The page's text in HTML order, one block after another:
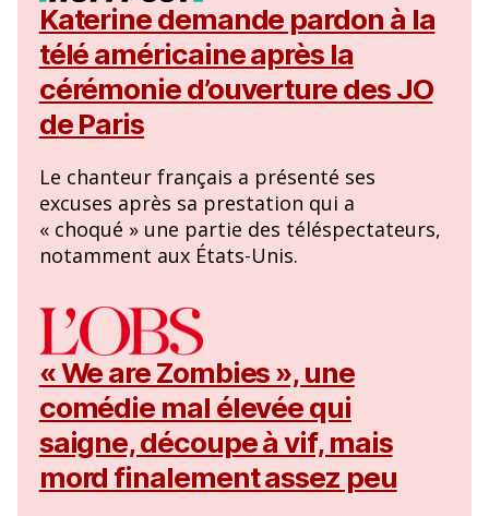
Katerine demande pardon à la
télé américaine après la
cérémonie d’ouverture des JO
de Paris
Le chanteur français a présenté ses
excuses après sa prestation qui a
« choqué » une partie des téléspectateurs,
notamment aux États-Unis.
« We are Zombies », une
comédie mal élevée qui
saigne, découpe à vif, mais
mord finalement assez peu